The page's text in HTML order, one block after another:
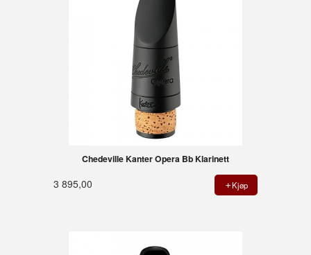
Chedeville Kanter Opera Bb Klarinett
3 895,00 Kjøp